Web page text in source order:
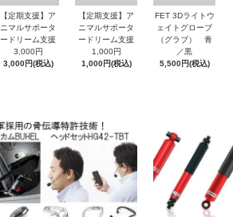
【定期支援】ア
ニマルサポータ
ードリーム支援
3,000円
3,000円(税込)
【定期支援】ア
ニマルサポータ
ードリーム支援
1,000円
1,000円(税込)
FET 3Dライトウ
ェイトグローブ
（グラブ） 青
／黒
5,500円(税込)